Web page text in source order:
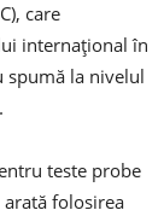
care
internațional în
spumă la nivelul
teste probe
folosirea